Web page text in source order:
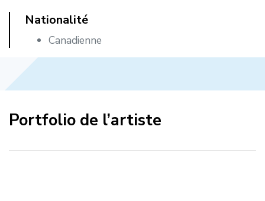
Nationalité
Canadienne
Portfolio de l’artiste